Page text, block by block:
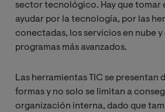
sector tecnológico. Hay que tomar
ayudar por la tecnología, por las
conectadas, los servicios en nube y
programas más avanzados.
Las herramientas TIC se presentan
formas y no solo se limitan a
organización interna, dado que